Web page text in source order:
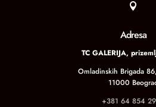

Adresa
TC GALERIJA,
Omladinskih Brigada
11000
+381 64 854